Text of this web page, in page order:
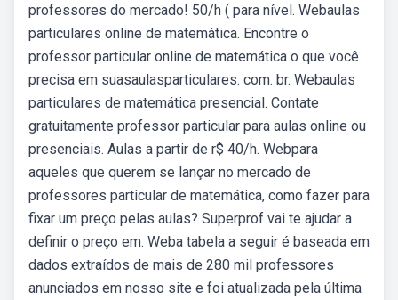
professores do mercado! 50/h ( para nível. Webaulas
particulares online de matemática. Encontre o
professor particular online de matemática o que você
precisa em suasaulasparticulares. com. br. Webaulas
particulares de matemática presencial. Contate
gratuitamente professor particular para aulas online ou
presenciais. Aulas a partir de r$ 40/h. Webpara
aqueles que querem se lançar no mercado de
professores particular de matemática, como fazer para
fixar um preço pelas aulas? Superprof vai te ajudar a
definir o preço em. Weba tabela a seguir é baseada em
dados extraídos de mais de 280 mil professores
anunciados em nosso site e foi atualizada pela última